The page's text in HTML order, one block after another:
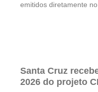
emitidos diretamente
Santa Cruz
2026 do projeto